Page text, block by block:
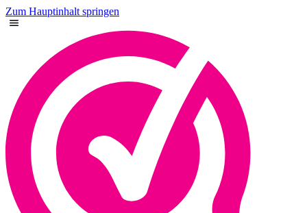
Zum Hauptinhalt springen